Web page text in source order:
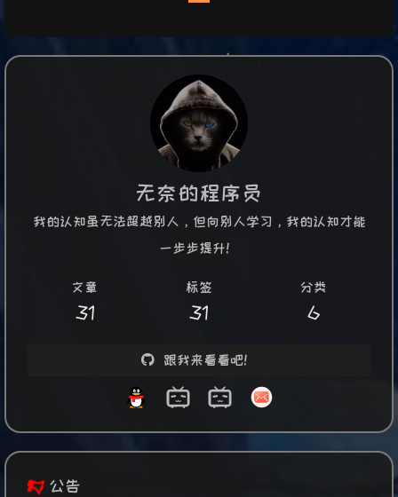
无奈的程序员
我的认知虽无法超越别人，但向别人学习，我的认知才能
一步步提升！
文章
31
标签
31
分类
6
跟我来看看吧！
公告